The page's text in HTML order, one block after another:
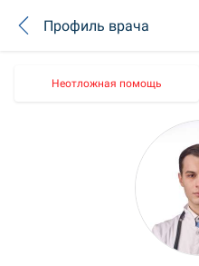
Профиль врача
Неотложная помощь